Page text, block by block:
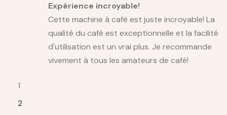
Expérience incroyable!
Cette machine à café est juste incroyable! La
qualité du café est exceptionnelle et la facilité
d'utilisation est un vrai plus. Je recommande
vivement à tous les amateurs de café!
1
2